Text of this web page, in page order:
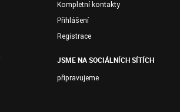
Kompletní kontakty
Přihlášení
Registrace
JSME NA SOCIÁLNÍCH SÍTÍCH
připravujeme